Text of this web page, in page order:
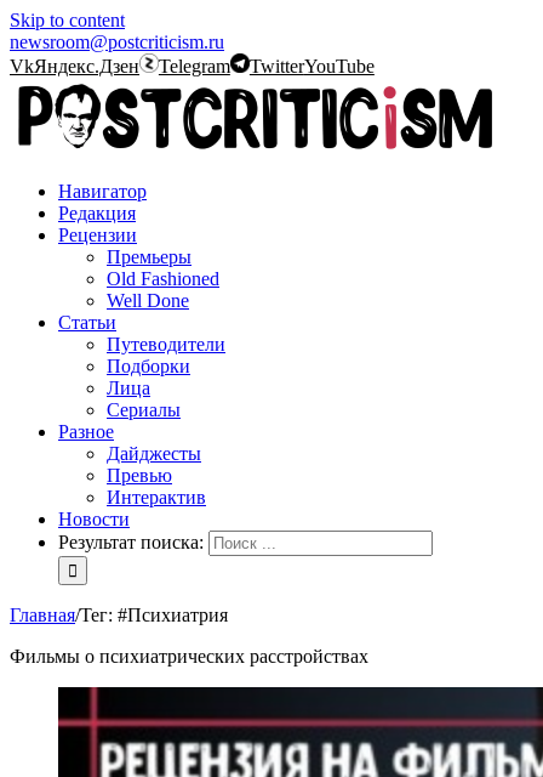
Skip to content
newsroom@postcriticism.ru
VkЯндекс.Дзен Telegram TwitterYouTube
Навигатор
Редакция
Рецензии
Премьеры
Old Fashioned
Well Done
Статьи
Путеводители
Подборки
Лица
Сериалы
Разное
Дайджесты
Превью
Интерактив
Новости
Результат поиска:
Главная/Тег: #Психиатрия
Фильмы о психиатрических расстройствах